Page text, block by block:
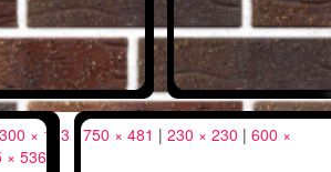
300 × 193 750 × 481 | 230 × 230 | 600 ×
× 536